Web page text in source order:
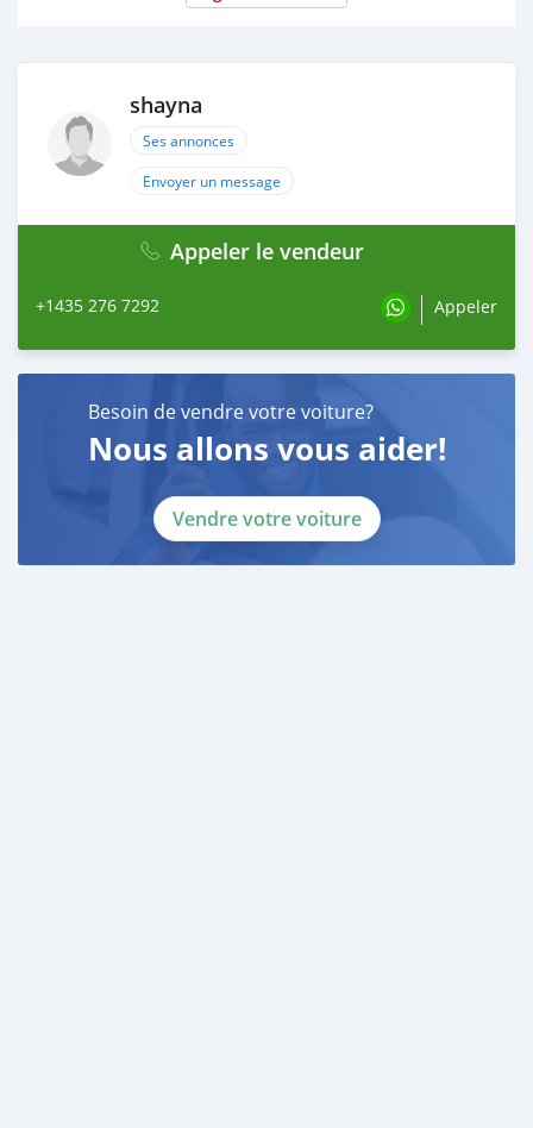
shayna
Ses annonces
Envoyer un message
Appeler le vendeur
+1435 276 7292 Appeler
Besoin de vendre votre voiture?
Nous allons vous aider!
Vendre votre voiture